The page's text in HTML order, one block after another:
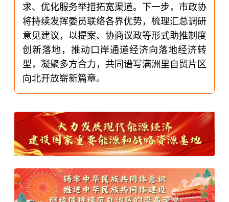
求、优化服务举措拓宽渠道。下一步，市政协
将持续发挥委员联络各界优势，梳理汇总调研
意见建议，以提案、协商议政等形式助推制度
创新落地，推动口岸通道经济向落地经济转
型，凝聚多方合力，共同谱写满洲里自贸片区
向北开放崭新篇章。